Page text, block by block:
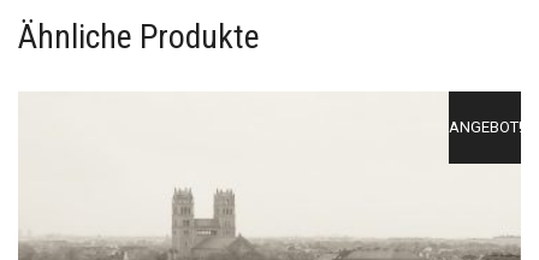
Ähnliche Produkte
ANGEBOT!